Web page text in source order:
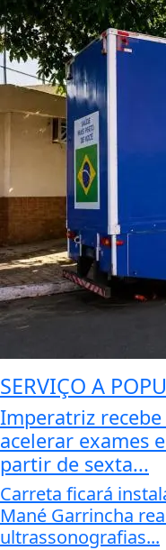
SERVIÇO A
Imperatriz
acelerar exames
partir de sexta...
Carreta ficará
Mané Garrincha
ultrassonografias...